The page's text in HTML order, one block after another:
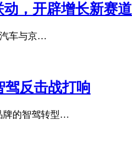
，开辟增长新赛道
汽车与京…
驾反击战打响
牌的智驾转型…